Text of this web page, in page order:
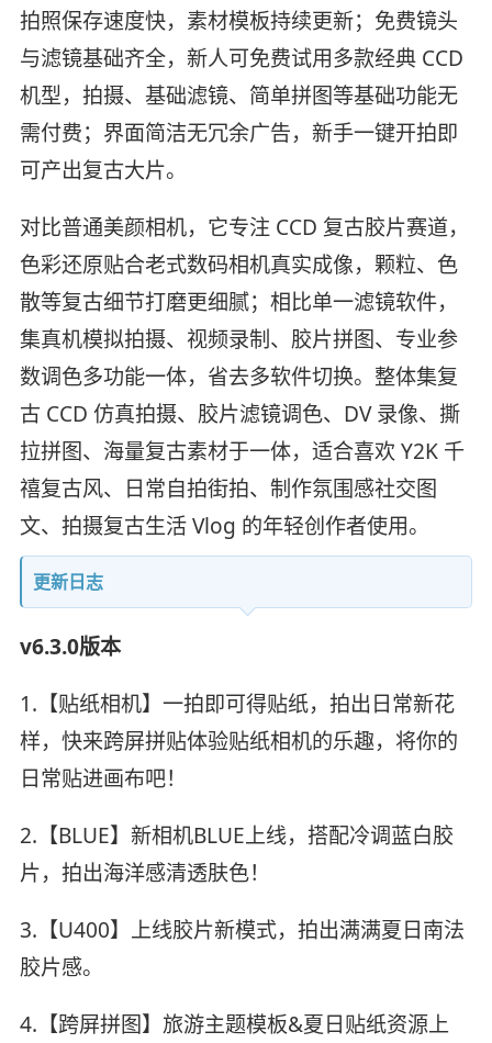
拍照保存速度快，素材模板持续更新；免费镜头
与滤镜基础齐全，新人可免费试用多款经典 CCD
机型，拍摄、基础滤镜、简单拼图等基础功能无
需付费；界面简洁无冗余广告，新手一键开拍即
可产出复古大片。
对比普通美颜相机，它专注 CCD 复古胶片赛道，
色彩还原贴合老式数码相机真实成像，颗粒、色
散等复古细节打磨更细腻；相比单一滤镜软件，
集真机模拟拍摄、视频录制、胶片拼图、专业参
数调色多功能一体，省去多软件切换。整体集复
古 CCD 仿真拍摄、胶片滤镜调色、DV 录像、撕
拉拼图、海量复古素材于一体，适合喜欢 Y2K 千
禧复古风、日常自拍街拍、制作氛围感社交图
文、拍摄复古生活 Vlog 的年轻创作者使用。
更新日志
v6.3.0版本
1.【贴纸相机】一拍即可得贴纸，拍出日常新花
样，快来跨屏拼贴体验贴纸相机的乐趣，将你的
日常贴进画布吧！
2.【BLUE】新相机BLUE上线，搭配冷调蓝白胶
片，拍出海洋感清透肤色！
3.【U400】上线胶片新模式，拍出满满夏日南法
胶片感。
4.【跨屏拼图】旅游主题模板&夏日贴纸资源上